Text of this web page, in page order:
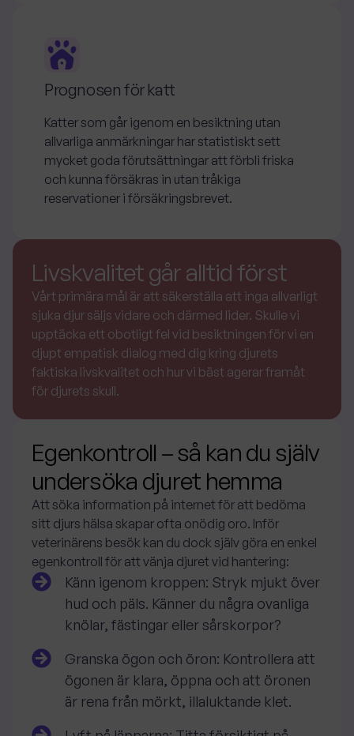
Prognosen för katt
Katter som går igenom en besiktning utan
allvarliga anmärkningar har statistiskt sett
mycket goda förutsättningar att förbli friska
och kunna försäkras in utan tråkiga
reservationer i försäkringsbrevet.
Livskvalitet går alltid först
Vårt primära mål är att säkerställa att inga allvarligt
sjuka djur säljs vidare och därmed lider. Skulle vi
upptäcka ett obotligt fel vid besiktningen för vi en
djupt empatisk dialog med dig kring djurets
faktiska livskvalitet och hur vi bäst agerar framåt
för djurets skull.
Egenkontroll – så kan du själv
undersöka djuret hemma
Att söka information på internet för att bedöma
sitt djurs hälsa skapar ofta onödig oro. Inför
veterinärens besök kan du dock själv göra en enkel
egenkontroll för att vänja djuret vid hantering:
Känn igenom kroppen: Stryk mjukt över
hud och päls. Känner du några ovanliga
knölar, fästingar eller sårskorpor?
Granska ögon och öron: Kontrollera att
ögonen är klara, öppna och att öronen
är rena från mörkt, illaluktande klet.